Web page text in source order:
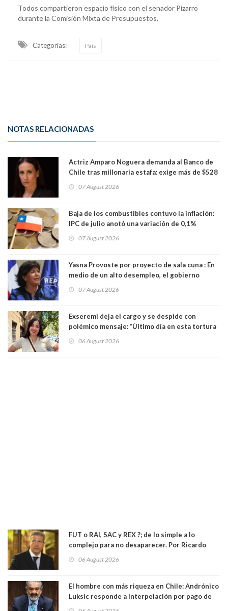
Todos compartieron espacio físico con el senador Pizarro
durante la Comisión Mixta de Presupuestos.
Categorias: País
NOTAS RELACIONADAS
Actriz Amparo Noguera demanda al Banco de
Chile tras millonaria estafa: exige más de $528
07 August 2026
Baja de los combustibles contuvo la inflación:
IPC de julio anotó una variación de 0,1%
07 August 2026
Yasna Provoste por proyecto de sala cuna : En
medio de un alto desempleo, el gobierno
07 August 2026
Exseremi deja el cargo y se despide con
polémico mensaje: “Último día en esta tortura
06 August 2026
FUT o RAI, SAC y REX ?; de lo simple a lo
complejo para no desaparecer. Por Ricardo
06 August 2026
El hombre con más riqueza en Chile: Andrónico
Luksic responde a interpelación por pago de